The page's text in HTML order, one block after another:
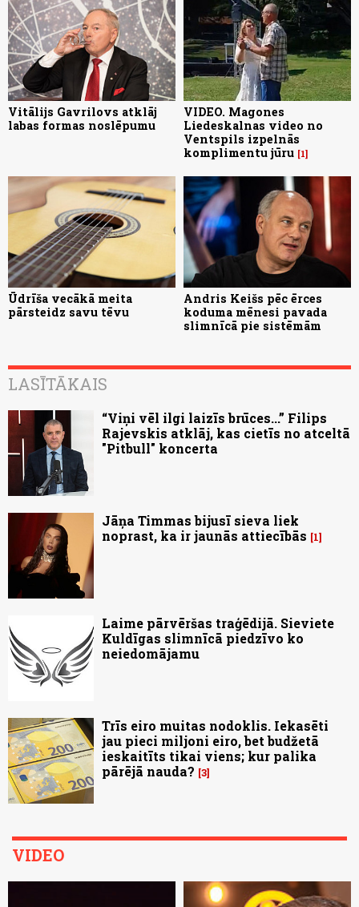
Vitālijs Gavrilovs atklāj
labas formas noslēpumu
VIDEO. Magones
Liedeskalnas video no
Ventspils izpelnās
komplimentu jūru 1
Ūdrīša vecākā meita
pārsteidz savu tēvu
Andris Keišs pēc ērces
koduma mēnesi pavada
slimnīcā pie sistēmām
LASĪTĀKAIS
“Viņi vēl ilgi laizīs brūces...” Filips
Rajevskis atklāj, kas cietīs no atceltā
"Pitbull" koncerta
Jāņa Timmas bijusī sieva liek
noprast, ka ir jaunās attiecībās
1
Laime pārvēršas traģēdijā. Sieviete
Kuldīgas slimnīcā piedzīvo ko
neiedomājamu
Trīs eiro muitas nodoklis. Iekasēti
jau pieci miljoni eiro, bet budžetā
ieskaitīts tikai viens; kur palika
pārējā nauda? 3
VIDEO